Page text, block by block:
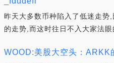
昨天大多数币种陷入了低迷走势
的走势,而这时往日不入大家法
WOOD:美股大空头：